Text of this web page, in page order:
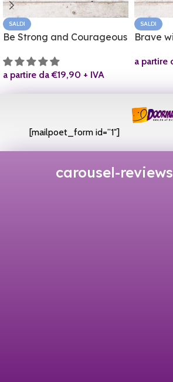
SALDI
Be Strong and Courageous
a partire da€19,90 + IVA
SALDI
Brave
a partire
[mailpoet_form id=”1″]
carousel-reviews